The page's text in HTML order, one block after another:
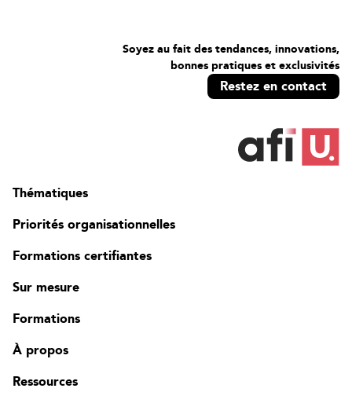
Contact
Modifier la région
Soyez au fait des tendances, innovations,
bonnes pratiques et exclusivités
Restez en contact
Thématiques
Priorités organisationnelles
Formations certifiantes
Sur mesure
Formations
À propos
Ressources